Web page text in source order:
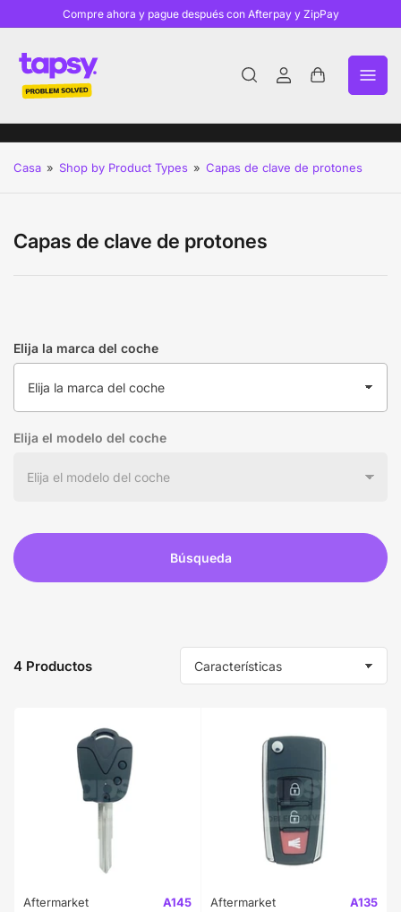
Compre ahora y pague después con Afterpay y ZipPay
IniciarAbrir
cesta
Casa » Shop by Product Types » Capas de clave de protones
Capas de clave de protones
Elija la marca del coche
Elija el modelo del coche
Búsqueda
r
4 Productos
Aftermarket
A145
Aftermarket
A135